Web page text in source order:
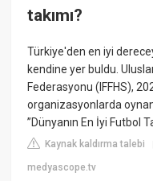
takımı?
Türkiye'den en iyi
kendine yer buldu.
Federasyonu (IFFHS),
organizasyonlarda
”Dünyanın En İyi Futbol
Kaynak kaldırma talebi
medyascope.tv